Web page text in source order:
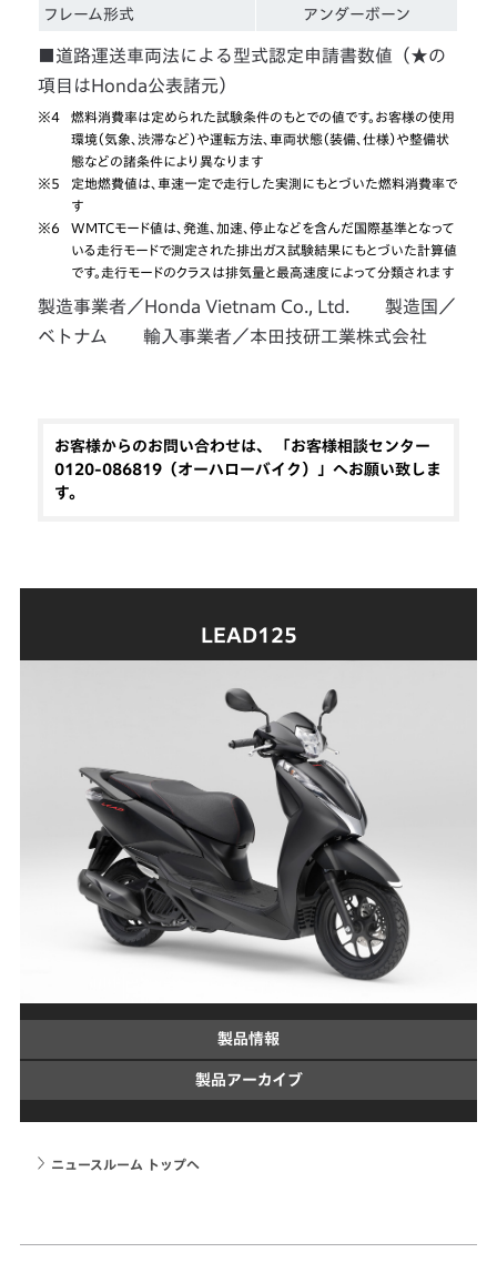
フレーム形式 アンダーボーン
■道路運送車両法による型式認定申請書数値（★の
項目はHonda公表諸元）
※4
燃料消費率は定められた試験条件のもとでの値です。お客様の使用
環境（気象、渋滞など）や運転方法、車両状態（装備、仕様）や整備状
態などの諸条件により異なります
※5
定地燃費値は、車速一定で走行した実測にもとづいた燃料消費率で
す
※6
WMTCモード値は、発進、加速、停止などを含んだ国際基準となって
いる走行モードで測定された排出ガス試験結果にもとづいた計算値
です。走行モードのクラスは排気量と最高速度によって分類されます
製造事業者／Honda Vietnam Co., Ltd. 製造国／
ベトナム 輸入事業者／本田技研工業株式会社
お客様からのお問い合わせは、 「お客様相談センター
0120-086819（オーハローバイク）」へお願い致しま
す。
LEAD125
製品情報
製品アーカイブ
ニュースルーム トップへ